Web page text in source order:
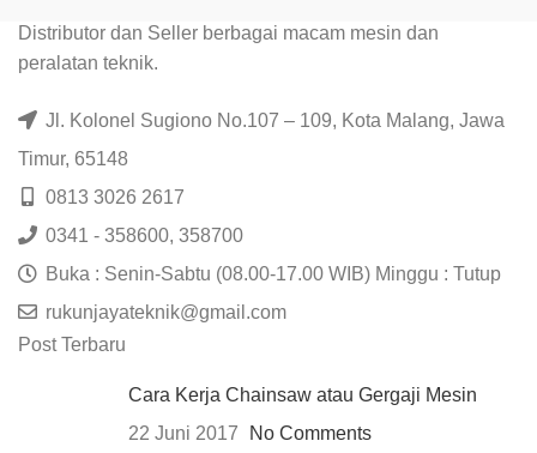
Distributor dan Seller berbagai macam mesin dan
peralatan teknik.
Jl. Kolonel Sugiono No.107 – 109, Kota Malang, Jawa
Timur, 65148
0813 3026 2617
0341 - 358600, 358700
Buka : Senin-Sabtu (08.00-17.00 WIB) Minggu : Tutup
rukunjayateknik@gmail.com
Post Terbaru
Cara Kerja Chainsaw atau Gergaji Mesin
22 Juni 2017
No Comments